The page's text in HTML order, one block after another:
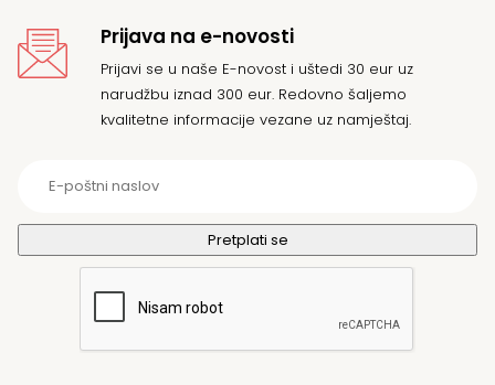
Prijava na e-novosti
Prijavi se u naše E-novost i uštedi 30 eur uz
narudžbu iznad 300 eur. Redovno šaljemo
kvalitetne informacije vezane uz namještaj.